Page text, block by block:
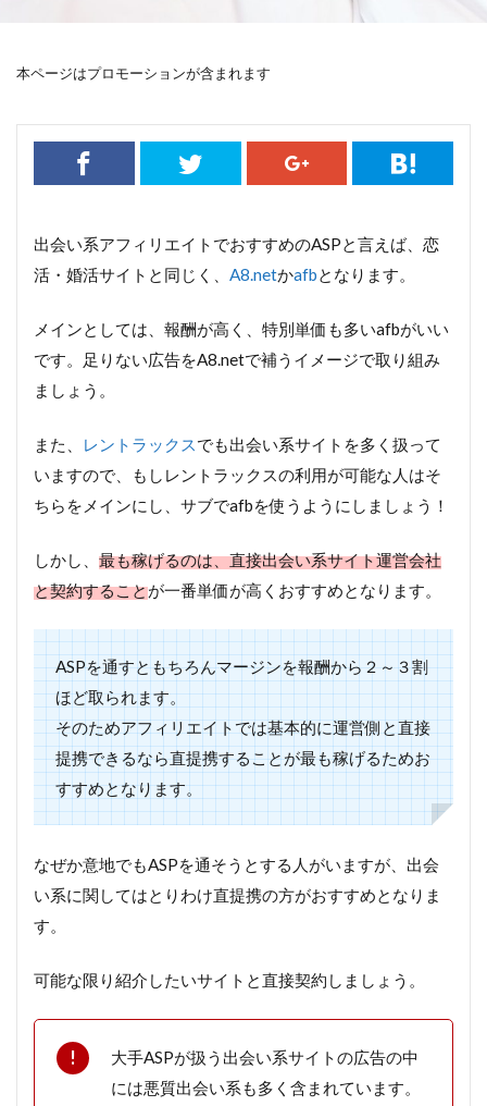
本ページはプロモーションが含まれます
出会い系アフィリエイトでおすすめのASPと言えば、恋
活・婚活サイトと同じく、 A8.netかafb となります。
メインとしては、報酬が高く、特別単価も多いafbがいい
です。足りない広告をA8.netで補うイメージで取り組み
ましょう。
また、 レントラックス でも出会い系サイトを多く扱って
いますので、もしレントラックスの利用が可能な人はそ
ちらをメインにし、サブでafbを使うようにしましょう！
しかし、 最も稼げるのは、直接出会い系サイト運営会社
と契約することが一番単価が高くおすすめとなります。
ASPを通すともちろんマージンを報酬から２～３割
ほど取られます。
そのためアフィリエイトでは基本的に運営側と直接
提携できるなら直提携することが最も稼げるためお
すすめとなります。
なぜか意地でもASPを通そうとする人がいますが、出会
い系に関してはとりわけ直提携の方がおすすめとなりま
す。
可能な限り紹介したいサイトと直接契約しましょう。
大手ASPが扱う出会い系サイトの広告の中
には悪質出会い系も多く含まれています。